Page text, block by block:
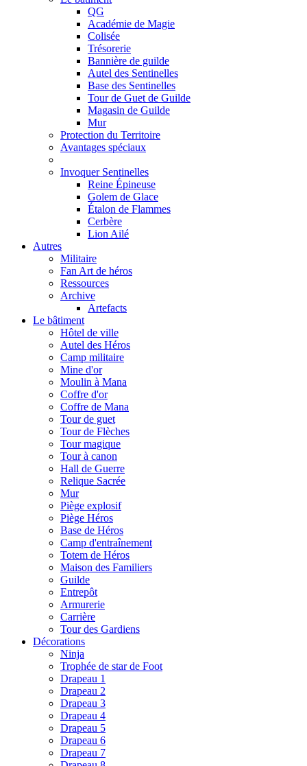
QG
Académie de Magie
Colisée
Trésorerie
Bannière de guilde
Autel des Sentinelles
Base des Sentinelles
Tour de Guet de Guilde
Magasin de Guilde
Mur
Protection du Territoire
Avantages spéciaux
Invoquer Sentinelles
Reine Épineuse
Golem de Glace
Étalon de Flammes
Cerbère
Lion Ailé
Autres
Militaire
Fan Art de héros
Ressources
Archive
Artefacts
Le bâtiment
Hôtel de ville
Autel des Héros
Camp militaire
Mine d'or
Moulin à Mana
Coffre d'or
Coffre de Mana
Tour de guet
Tour de Flèches
Tour magique
Tour à canon
Hall de Guerre
Relique Sacrée
Mur
Piège explosif
Piège Héros
Base de Héros
Camp d'entraînement
Totem de Héros
Maison des Familiers
Guilde
Entrepôt
Armurerie
Carrière
Tour des Gardiens
Décorations
Ninja
Trophée de star de Foot
Drapeau 1
Drapeau 2
Drapeau 3
Drapeau 4
Drapeau 5
Drapeau 6
Drapeau 7